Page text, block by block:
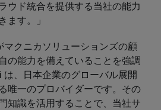
ウド統合を提供する当社の能力
ます。」
マクニカソリューションズの顧
の能力を備えていることを強調
は、日本企業のグローバル展開
唯一のプロバイダーです。その
知識を活用することで、当社サ